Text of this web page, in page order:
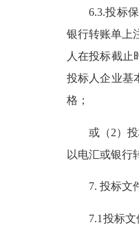
6.3.投标保
银行转账单上
人在投标截止
投标人企业基
格；
或（2）投标
以电汇或银行
7. 投标文
7.1投标文件